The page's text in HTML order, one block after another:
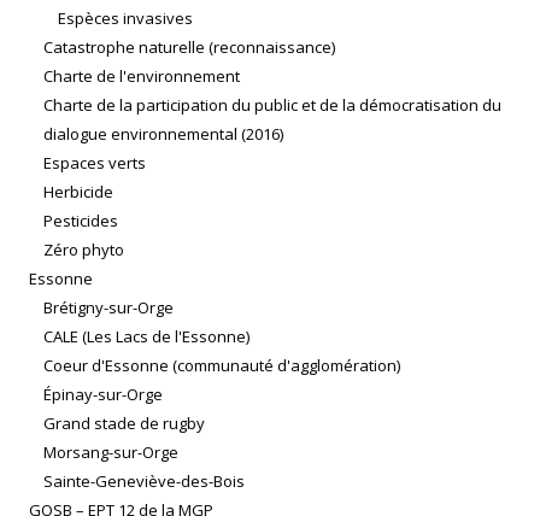
Espèces invasives
Catastrophe naturelle (reconnaissance)
Charte de l'environnement
Charte de la participation du public et de la démocratisation du
dialogue environnemental (2016)
Espaces verts
Herbicide
Pesticides
Zéro phyto
Essonne
Brétigny-sur-Orge
CALE (Les Lacs de l'Essonne)
Coeur d'Essonne (communauté d'agglomération)
Épinay-sur-Orge
Grand stade de rugby
Morsang-sur-Orge
Sainte-Geneviève-des-Bois
GOSB – EPT 12 de la MGP